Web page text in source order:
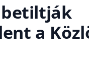
betiltják
a